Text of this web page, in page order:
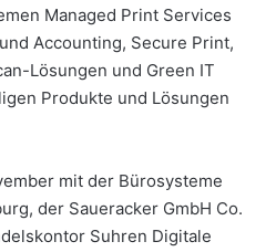
Managed Print Services
Accounting, Secure Print,
Lösungen und Green IT
Produkte und Lösungen
mit der Bürosysteme
der Saueracker GmbH Co.
Suhren Digitale